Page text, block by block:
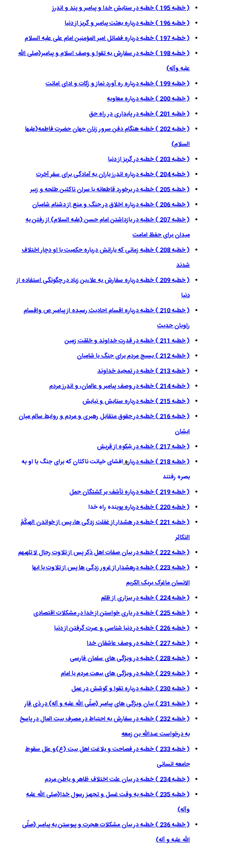
( خطبه 195 ) خطبه در ستايش خدا و پيامبر و پند و اندرز
( خطبه 196 ) خطبه درباره بعثت پيامبر و گريز از دنيا
( خطبه 197 ) خطبه درباره فضائل امیر المؤمنین امام علی علیه السلام
( خطبه 198 ) خطبه در سفارش به تقوا و وصف اسلام و پيامبر(صلى الله
عليه وآله)
( خطبه 199 ) خطبه درباره ره آورد نماز و زکات و ادای امانت
( خطبه 200 ) خطبه درباره معاويه
( خطبه 201 ) خطبه در پايدارى در راه حق
( خطبه 202 ) خطبه هنگام دفن سرور زنان جهان حضرت فاطمه(عليها
السلام)
( خطبه 203 ) خطبه در گريز از دنيا
( خطبه 204 ) خطبه درباره اندرز یاران به آمادگی برای سفر آخرت
( خطبه 205 ) خطبه در برخورد قاطعانه با سران ناکثین طلحه و زبیر
( خطبه 206 ) خطبه درباره اخلاق در جنگ و منع از دشنام شامیان
( خطبه 207 ) خطبه در بازداشتن امام حسن (علیه السلام) از رفتن به
میدان برای حفظ امامت
( خطبه 208 ) خطبه زمانى كه يارانش درباره حكميت با او دچار اختلاف
شدند
( خطبه 209 ) خطبه درباره سفارش به علاءبن زیاد در چگونگی استفاده از
دنیا
( خطبه 210 ) خطبه درباره اقسام احادیث رسیده از پیامبر ص واقسام
راویان حدیث
( خطبه 211 ) خطبه در قدرت خداوند و خلقت زمين
( خطبه 212 ) بسیج مردم برای جنگ با شامیان
( خطبه 213 ) خطبه در تمجيد خداوند
( خطبه 214 ) خطبه در وصف پيامبر و عالمان، و اندرز مردم
( خطبه 215 ) خطبه درباره ستایش و نیایش
( خطبه 216 ) خطبه در حقوق متقابل رهبری و مردم و روابط سالم میان
ایشان
( خطبه 217 ) خطبه در شِکوه از قریش
( خطبه 218 ) خطبه دربار
هافشای خیانت ناکثان که برای جنگ با او به
بصره رفتند
( خطبه 219 ) خطبه درباره تأسّف بر کشتگان جمل
( خطبه 220 ) خطبه درباره
پوینده راه خدا
( خطبه 221 ) خطبه در هشدار از غفلت زدگی ها، پس از خواندن الهیکُمُ
التکاثر
( خطبه 222 ) خطبه در بیان صفات اهل ذکر پس از تلاوت رجال لا تلهیهم
( خطبه 223 ) خطبه درهشدار از غرور زدگی ها پس از تلاوت یا ایها
الانسان ماغرک بربک الکریم
( خطبه 224 ) خطبه در بيزارى از ظلم
( خطبه 225 ) خطبه در یاری خواستن از خدا در مشکلات اقتصادی
( خطبه 226 ) خطبه در دنیا شناسی و عبرت گرفتن از دنیا
( خطبه 227 ) خطبه در وصف عاشقان خدا
( خطبه 228 ) خطبه در ویژگی های سلمان فارسی
( خطبه 229 ) خطبه در ويژگى هاى بيعت مردم با امام
( خطبه 230 ) خطبه درباره تقوا و كوشش در عمل
( خطبه 231 ) بیان ویژگی های پیامبر (صلّى اللّه عليه و آله) در ذی قار
( خطبه 232 ) خطبه در سفارش به احتیاط در مصرف بیت المال در پاسخ
به درخواست عبدالله بن زمعه
( خطبه 233 ) خطبه در فصاحت و بلاغت اهل بیت (ع)و علل سقوط
جامعه انسانی
( خطبه 234 ) خطبه در بيان علت اختلاف ظاهر و باطن مردم
( خطبه 235 ) خطبه به وقت غسل و تجهيز رسول خدا(صلى الله عليه
وآله)
( خطبه 236 ) خطبه در بیان مشکلات هجرت و پیوستن به پیامبر (صلّى
اللّه عليه و آله)